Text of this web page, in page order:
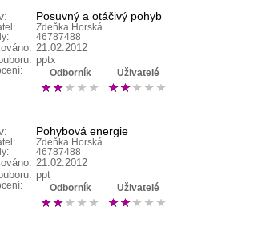
Posuvný a otáčivý pohyb
Zdeňka Horská
46787488
21.02.2012
pptx
Odborník Uživatelé
Pohybová energie
Zdeňka Horská
46787488
21.02.2012
ppt
Odborník Uživatelé